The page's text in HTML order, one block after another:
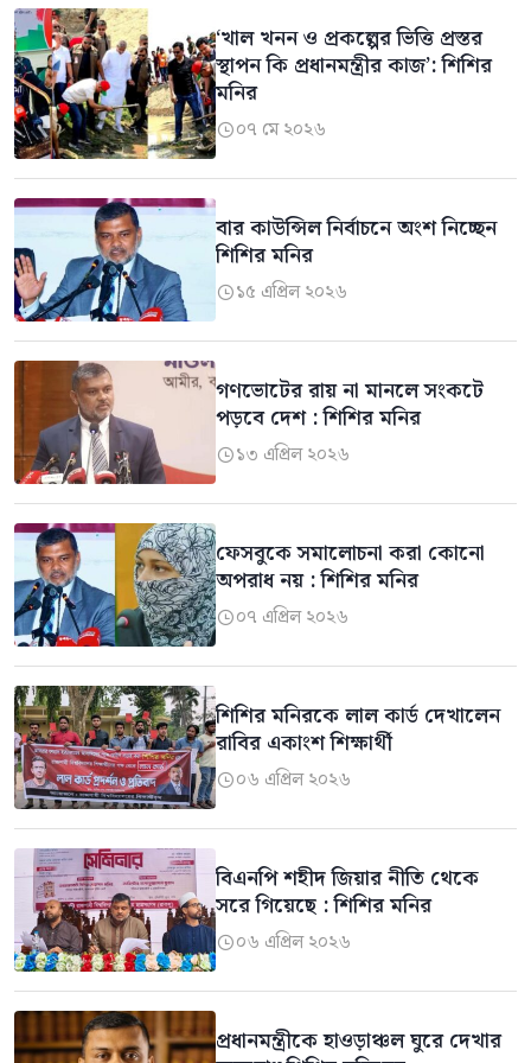
‘খাল খনন ও প্রকল্পের ভিত্তি প্রস্তর
স্থাপন কি প্রধানমন্ত্রীর কাজ’: শিশির
মনির
০৭ মে ২০২৬
বার কাউন্সিল নির্বাচনে অংশ নিচ্ছেন
শিশির মনির
১৫ এপ্রিল ২০২৬
গণভোটের রায় না মানলে সংকটে
পড়বে দেশ : শিশির মনির
১৩ এপ্রিল ২০২৬
ফেসবুকে সমালোচনা করা কোনো
অপরাধ নয় : শিশির মনির
০৭ এপ্রিল ২০২৬
শিশির মনিরকে লাল কার্ড দেখালেন
রাবির একাংশ শিক্ষার্থী
০৬ এপ্রিল ২০২৬
বিএনপি শহীদ জিয়ার নীতি থেকে
সরে গিয়েছে : শিশির মনির
০৬ এপ্রিল ২০২৬
প্রধানমন্ত্রীকে হাওড়াঞ্চল ঘুরে দেখার